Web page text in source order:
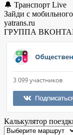
🔔 Транспорт Live
Зайди с
yatrans.ru
ГРУППА
Калькулятор